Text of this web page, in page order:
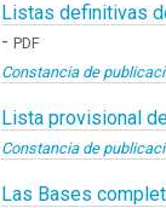
Listas definitivas
- PDF
Constancia de
Lista provisional
Constancia de
Las Bases